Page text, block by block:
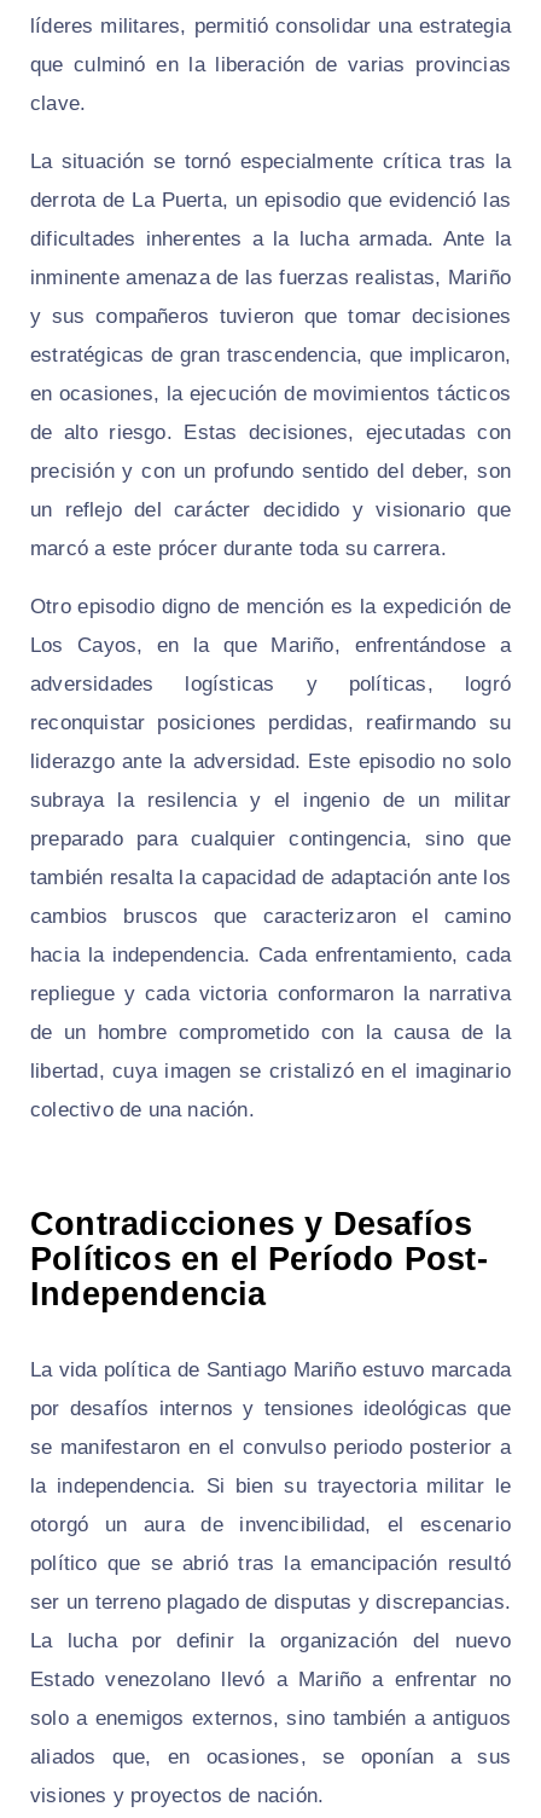
líderes militares, permitió consolidar una estrategia
que culminó en la liberación de varias provincias
clave.
La situación se tornó especialmente crítica tras la
derrota de La Puerta, un episodio que evidenció las
dificultades inherentes a la lucha armada. Ante la
inminente amenaza de las fuerzas realistas, Mariño
y sus compañeros tuvieron que tomar decisiones
estratégicas de gran trascendencia, que implicaron,
en ocasiones, la ejecución de movimientos tácticos
de alto riesgo. Estas decisiones, ejecutadas con
precisión y con un profundo sentido del deber, son
un reflejo del carácter decidido y visionario que
marcó a este prócer durante toda su carrera.
Otro episodio digno de mención es la expedición de
Los Cayos, en la que Mariño, enfrentándose a
adversidades logísticas y políticas, logró
reconquistar posiciones perdidas, reafirmando su
liderazgo ante la adversidad. Este episodio no solo
subraya la resilencia y el ingenio de un militar
preparado para cualquier contingencia, sino que
también resalta la capacidad de adaptación ante los
cambios bruscos que caracterizaron el camino
hacia la independencia. Cada enfrentamiento, cada
repliegue y cada victoria conformaron la narrativa
de un hombre comprometido con la causa de la
libertad, cuya imagen se cristalizó en el imaginario
colectivo de una nación.
Contradicciones y Desafíos
Políticos en el Período Post-
Independencia
La vida política de Santiago Mariño estuvo marcada
por desafíos internos y tensiones ideológicas que
se manifestaron en el convulso periodo posterior a
la independencia. Si bien su trayectoria militar le
otorgó un aura de invencibilidad, el escenario
político que se abrió tras la emancipación resultó
ser un terreno plagado de disputas y discrepancias.
La lucha por definir la organización del nuevo
Estado venezolano llevó a Mariño a enfrentar no
solo a enemigos externos, sino también a antiguos
aliados que, en ocasiones, se oponían a sus
visiones y proyectos de nación.